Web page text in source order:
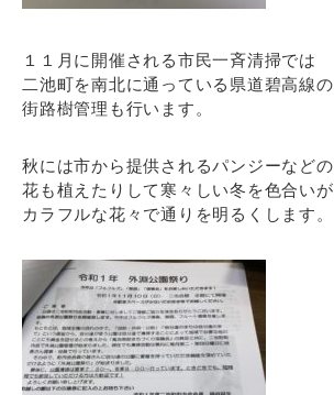
１１月に開催される市民一斉清掃では
二池町を南北に通っている県道碧高線の
街路樹管理も行います。
秋には市から提供されるパンジーなどの
花も植えたりして寒々しい冬を色合いが
カラフルな花々で通りを明るくします。